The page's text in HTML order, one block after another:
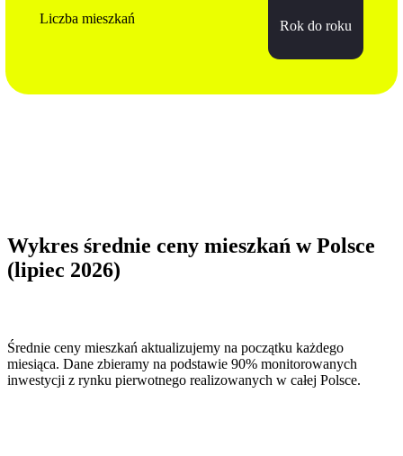
Liczba mieszkań
Rok do roku
Wykres średnie ceny mieszkań w Polsce
(lipiec 2026)
Średnie ceny mieszkań aktualizujemy na początku każdego
miesiąca. Dane zbieramy na podstawie 90% monitorowanych
inwestycji z rynku pierwotnego realizowanych w całej Polsce.